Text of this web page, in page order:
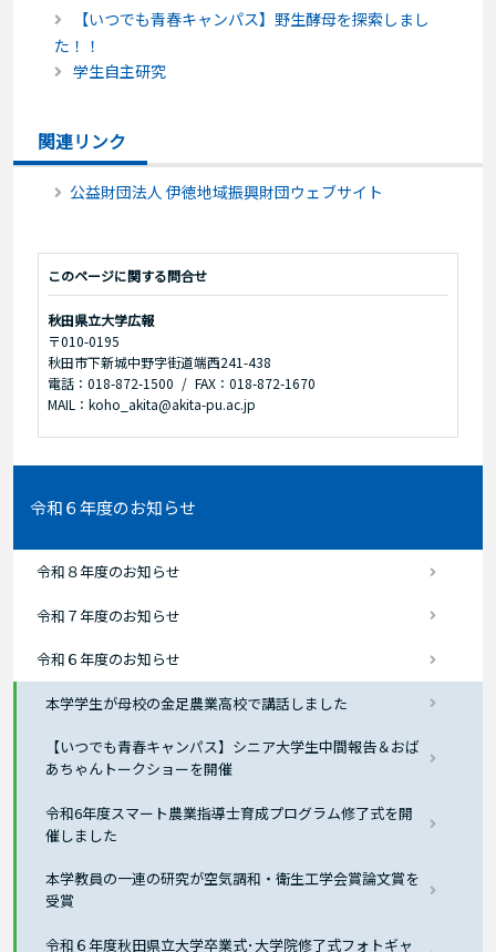
【いつでも青春キャンパス】野生酵母を探索しまし
た！！
学生自主研究
関連リンク
公益財団法人 伊徳地域振興財団ウェブサイト
このページに関する問合せ
秋田県立大学広報
〒010-0195
秋田市下新城中野字街道端西241-438
電話：018-872-1500
FAX：018-872-1670
MAIL：koho_akita@akita-pu.ac.jp
令和６年度のお知らせ
令和８年度のお知らせ
令和７年度のお知らせ
令和６年度のお知らせ
本学学生が母校の金足農業高校で講話しました
【いつでも青春キャンパス】シニア大学生中間報告＆おば
あちゃんトークショーを開催
令和6年度スマート農業指導士育成プログラム修了式を開
催しました
本学教員の一連の研究が空気調和・衛生工学会賞論文賞を
受賞
令和６年度秋田県立大学卒業式･大学院修了式フォトギャ